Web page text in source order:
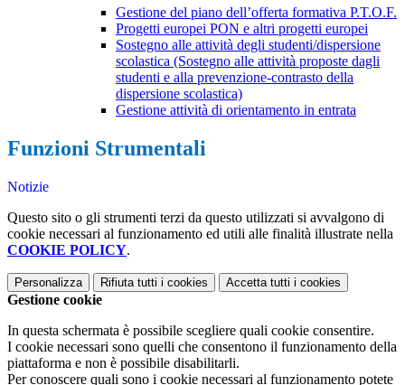
Gestione del piano dell’offerta formativa P.T.O.F.
Progetti europei PON e altri progetti europei
Sostegno alle attività degli studenti/dispersione
scolastica (Sostegno alle attività proposte dagli
studenti e alla prevenzione-contrasto della
dispersione scolastica)
Gestione attività di orientamento in entrata
Funzioni Strumentali
Notizie
Questo sito o gli strumenti terzi da questo utilizzati si avvalgono di
cookie necessari al funzionamento ed utili alle finalità illustrate nella
COOKIE POLICY.
Personalizza Rifiuta tutti i cookies Accetta tutti i cookies
Gestione cookie
In questa schermata è possibile scegliere quali cookie consentire.
I cookie necessari sono quelli che consentono il funzionamento della
piattaforma e non è possibile disabilitarli.
Per conoscere quali sono i cookie necessari al funzionamento potete